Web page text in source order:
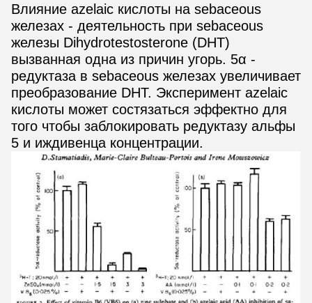
Влияние azelaic кислоты на sebaceous
железах - деятельность при sebaceous
железы Dihydrotestosterone (DHT)
вызванная одна из причин угорь. 5α -
редуктаза в sebaceous железах увеличивает
преобразование DHT. Эксперимент azelaic
кислоты может состязаться эффектно для
того чтобы заблокировать редуктазу альфы
5 и иждивенца концентрации.